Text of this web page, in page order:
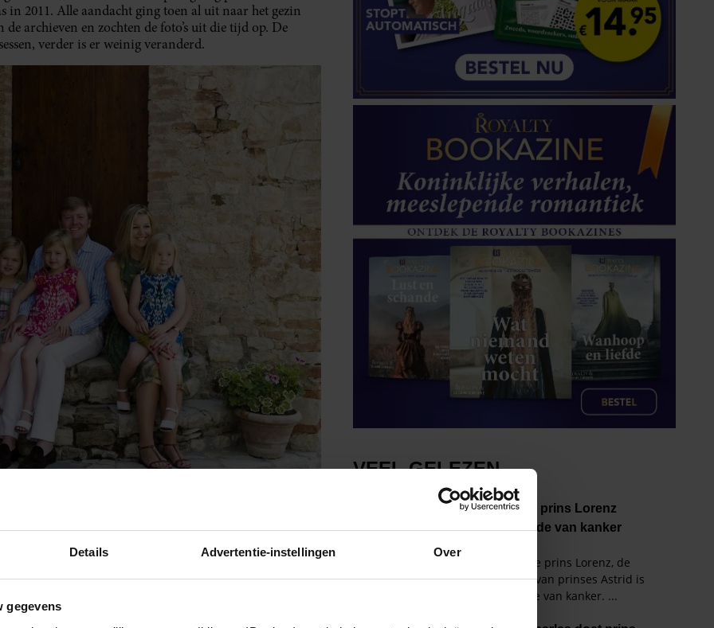
Details Advertentie-instellingen Over
gegevens
in 2011. Alle aandacht ging toen al uit naar het gezin
archieven en zochten de foto’s uit die tijd op. De
verder is er weinig veranderd.
TOSCAANSE VILLA
heeft aan de vakanties in Italië. Ze komt al
zijn olijfbomen en wijngaard. Ook Willem-Alexander is
idyllische plek zien, snappen we wel waarom.